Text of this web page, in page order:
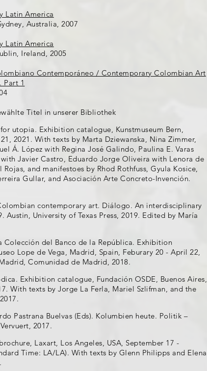
Latin America
Australia, 2007
Latin America
Ireland, 2005
Contemporáneo / Contemporary Colombian Art
Part 1
Titel in unserer Bibliothek
utopia. Exhibition catalogue, Kunstmuseum Bern,
2021. With texts by Marta Dziewanska, Nina Zimmer,
Á. López with Regina José Galindo, Paulina E. Varas
Javier Castro, Eduardo Jorge Oliveira with Lenora de
and manifestoes by Rhod Rothfuss, Gyula Kosice,
Gullar, and Asociación Arte Concreto-Invención.
contemporary art. Diálogo. An interdisciplinary
Austin, University of Texas Press, 2019. Edited by María
del Banco de la República. Exhibition
Lope de Vega, Madrid, Spain, Feburary 20 - April 22,
Comunidad de Madrid, 2018.
Exhibition catalogue, Fundación OSDE, Buenos Aires,
With texts by Jorge La Ferla, Mariel Szlifman, and the
Pastrana Buelvas (Eds). Kolumbien heute. Politik –
2017.
Laxart, Los Angeles, USA, September 17 -
Time: LA/LA). With texts by Glenn Philipps and Elena